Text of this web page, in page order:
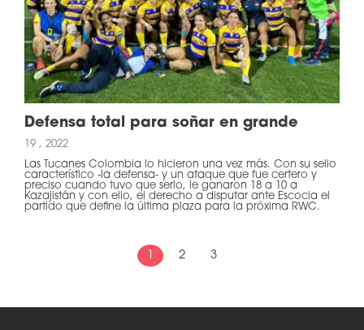
Defensa total para soñar en grande
19 , 2022
Las Tucanes Colombia lo hicieron una vez más. Con su sello
característico -la defensa- y un ataque que fue certero y
preciso cuando tuvo que serlo, le ganaron 18 a 10 a
Kazajistán y con ello, el derecho a disputar ante Escocia el
partido que define la última plaza para la próxima RWC.
2 3